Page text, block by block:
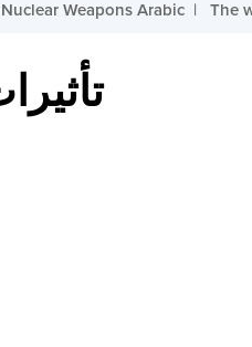
Weapons Arabic The